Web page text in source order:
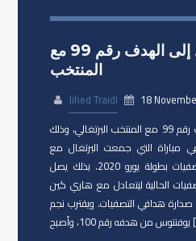
رونالدو يصل إلى الهدف رقم 99 مع
المنتخب
Jihed Traidi
18
سجل كريستيانو رونالدو الهدف رقم 99 مع المنتخب البرتغالي، وذلك
مباراة التي جمعت البرتغال مع
مضيفه لوكسمبورج ضمن تصفيات بطولة يورو 2020. بذلك يصل
في التصفيات الحالية ليتعادل مع هاري كين
هدافي التصفيات. ويقترب نجم
[…]